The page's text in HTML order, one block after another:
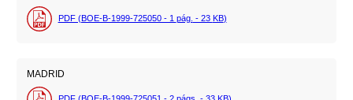
PDF (BOE-B-1999-725050 - 1 pág. - 23 KB)
MADRID